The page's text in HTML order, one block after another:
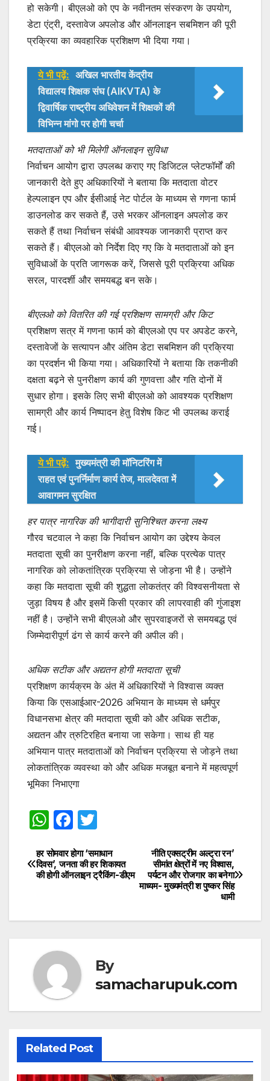
हो सकेगी। बीएलओ को एप के नवीनतम संस्करण के उपयोग,
डेटा एंट्री, दस्तावेज अपलोड और ऑनलाइन सबमिशन की पूरी
प्रक्रिया का व्यवहारिक प्रशिक्षण भी दिया गया।
ये भी पढ़ें: अखिल भारतीय केंद्रीय
विद्यालय शिक्षक संघ (AIKVTA) के
द्विवार्षिक राष्ट्रीय अधिवेशन में शिक्षकों की
विभिन्न मांगो पर होगी चर्चा
मतदाताओं को भी मिलेगी ऑनलाइन सुविधा
निर्वाचन आयोग द्वारा उपलब्ध कराए गए डिजिटल प्लेटफॉर्मों की
जानकारी देते हुए अधिकारियों ने बताया कि मतदाता वोटर
हेल्पलाइन एप और ईसीआई नेट पोर्टल के माध्यम से गणना फार्म
डाउनलोड कर सकते हैं, उसे भरकर ऑनलाइन अपलोड कर
सकते हैं तथा निर्वाचन संबंधी आवश्यक जानकारी प्राप्त कर
सकते हैं। बीएलओ को निर्देश दिए गए कि वे मतदाताओं को इन
सुविधाओं के प्रति जागरूक करें, जिससे पूरी प्रक्रिया अधिक
सरल, पारदर्शी और समयबद्ध बन सके।
बीएलओ को वितरित की गई प्रशिक्षण सामग्री और किट
प्रशिक्षण सत्र में गणना फार्म को बीएलओ एप पर अपडेट करने,
दस्तावेजों के सत्यापन और अंतिम डेटा सबमिशन की प्रक्रिया
का प्रदर्शन भी किया गया। अधिकारियों ने बताया कि तकनीकी
दक्षता बढ़ने से पुनरीक्षण कार्य की गुणवत्ता और गति दोनों में
सुधार होगा। इसके लिए सभी बीएलओ को आवश्यक प्रशिक्षण
सामग्री और कार्य निष्पादन हेतु विशेष किट भी उपलब्ध कराई
गई।
ये भी पढ़ें: मुख्यमंत्री की मॉनिटरिंग में
राहत एवं पुनर्निर्माण कार्य तेज, मालदेवता में
आवागमन सुरक्षित
हर पात्र नागरिक की भागीदारी सुनिश्चित करना लक्ष्य
गौरव चटवाल ने कहा कि निर्वाचन आयोग का उद्देश्य केवल
मतदाता सूची का पुनरीक्षण करना नहीं, बल्कि प्रत्येक पात्र
नागरिक को लोकतांत्रिक प्रक्रिया से जोड़ना भी है। उन्होंने
कहा कि मतदाता सूची की शुद्धता लोकतंत्र की विश्वसनीयता से
जुड़ा विषय है और इसमें किसी प्रकार की लापरवाही की गुंजाइश
नहीं है। उन्होंने सभी बीएलओ और सुपरवाइजरों से समयबद्ध एवं
जिम्मेदारीपूर्ण ढंग से कार्य करने की अपील की।
अधिक सटीक और अद्यतन होगी मतदाता सूची
प्रशिक्षण कार्यक्रम के अंत में अधिकारियों ने विश्वास व्यक्त
किया कि एसआईआर-2026 अभियान के माध्यम से धर्मपुर
विधानसभा क्षेत्र की मतदाता सूची को और अधिक सटीक,
अद्यतन और त्रुटिरहित बनाया जा सकेगा। साथ ही यह
अभियान पात्र मतदाताओं को निर्वाचन प्रक्रिया से जोड़ने तथा
लोकतांत्रिक व्यवस्था को और अधिक मजबूत बनाने में महत्वपूर्ण
भूमिका निभाएगा
W
at
s
p
F
c
e
o
k
itt
er
Post
navigation
नीति एक्सट्रीम अल्ट्रा रन’
सीमांत क्षेत्रों में नए विश्वास,
पर्यटन और रोजगार का बनेगा
माध्यम- मुख्यमंत्री श पुष्कर सिंह
धामी
हर सोमवार होगा ‘समाधान
दिवस’, जनता की हर शिकायत
की होगी ऑनलाइन ट्रैकिंग-डीएम
By
samacharupuk.com
Related Post